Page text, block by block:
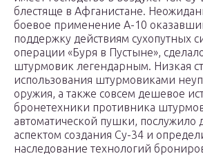
блестяще в Афганистане.
боевое применение A-10
поддержку действиям сухопутных
операции «Буря в Пустыне»,
штурмовик легендарным. Низкая
использования штурмовиками
оружия, а также совсем дешевое
бронетехники противника
автоматической пушки, послужило
аспектом создания Су-34 и
наследование технологий